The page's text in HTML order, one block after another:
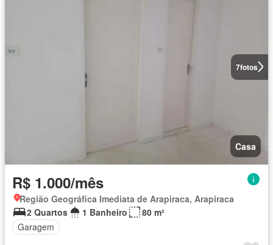
7fotos
Casa
R$ 1.000/mês
Região Geográfica Imediata de Arapiraca, Arapiraca
2 Quartos
1 Banheiro
80 m²
Garagem